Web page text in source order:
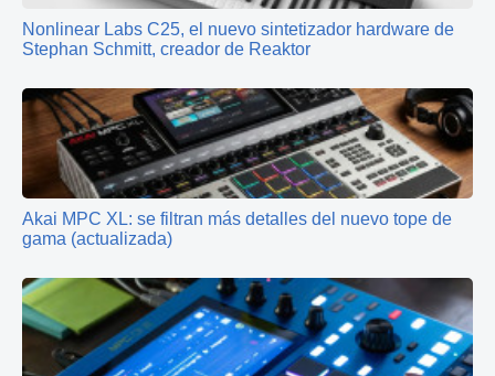
Nonlinear Labs C25, el nuevo sintetizador hardware de
Stephan Schmitt, creador de Reaktor
Akai MPC XL: se filtran más detalles del nuevo tope de
gama (actualizada)